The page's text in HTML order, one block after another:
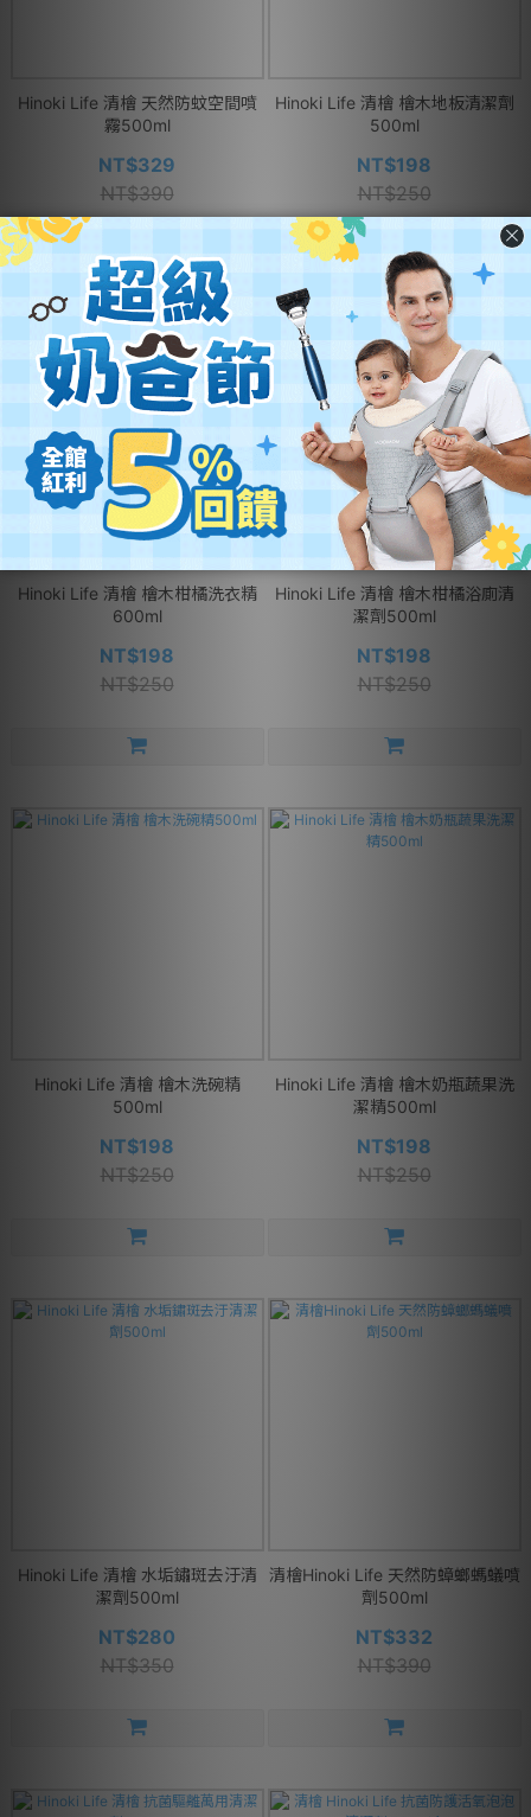
Hinoki Life 清檜 天然防蚊空間噴
霧500ml
NT$329
NT$390
Hinoki Life 清檜 檜木地板清潔劑
500ml
NT$198
NT$250
Hinoki Life 清檜 檜木柑橘洗衣精
600ml
NT$198
NT$250
Hinoki Life 清檜 檜木柑橘浴廁清
潔劑500ml
NT$198
NT$250
Hinoki Life 清檜 檜木洗碗精
500ml
NT$198
NT$250
Hinoki Life 清檜 檜木奶瓶蔬果洗
潔精500ml
NT$198
NT$250
Hinoki Life 清檜 水垢鏽斑去汙清
潔劑500ml
NT$280
NT$350
清檜Hinoki Life 天然防蟑螂螞蟻噴
劑500ml
NT$332
NT$390